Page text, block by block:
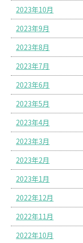
2023年10月
2023年9月
2023年8月
2023年7月
2023年6月
2023年5月
2023年4月
2023年3月
2023年2月
2023年1月
2022年12月
2022年11月
2022年10月